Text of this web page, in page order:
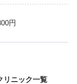
円
リニック一覧